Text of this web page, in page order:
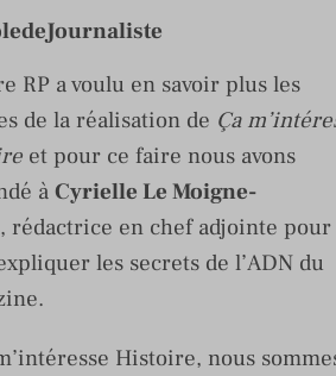
RP a voulu en savoir plus les
de la réalisation de Ça
et pour ce faire nous avons
à Cyrielle Le Moigne-
, rédactrice en chef adjointe pour
les secrets de l’ADN du
Histoire, nous